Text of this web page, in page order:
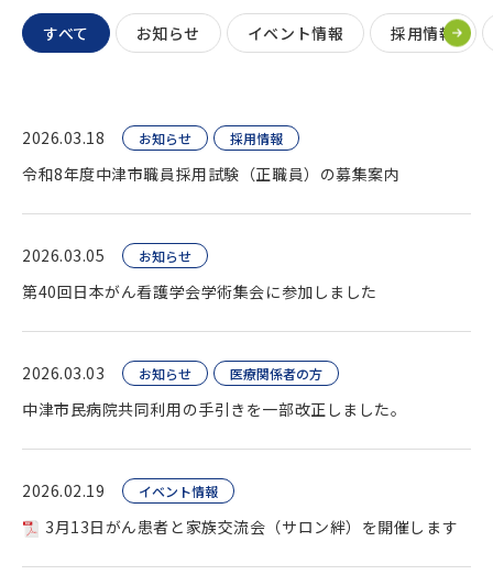
すべて お知らせ イベント情報 採用情報
2026.03.18 お知らせ 採用情報
令和8年度中津市職員採用試験（正職員）の募集案内
2026.03.05 お知らせ
第40回日本がん看護学会学術集会に参加しました
2026.03.03 お知らせ 医療関係者の方
中津市民病院共同利用の手引きを一部改正しました。
2026.02.19 イベント情報
3月13日がん患者と家族交流会（サロン絆）を開催します